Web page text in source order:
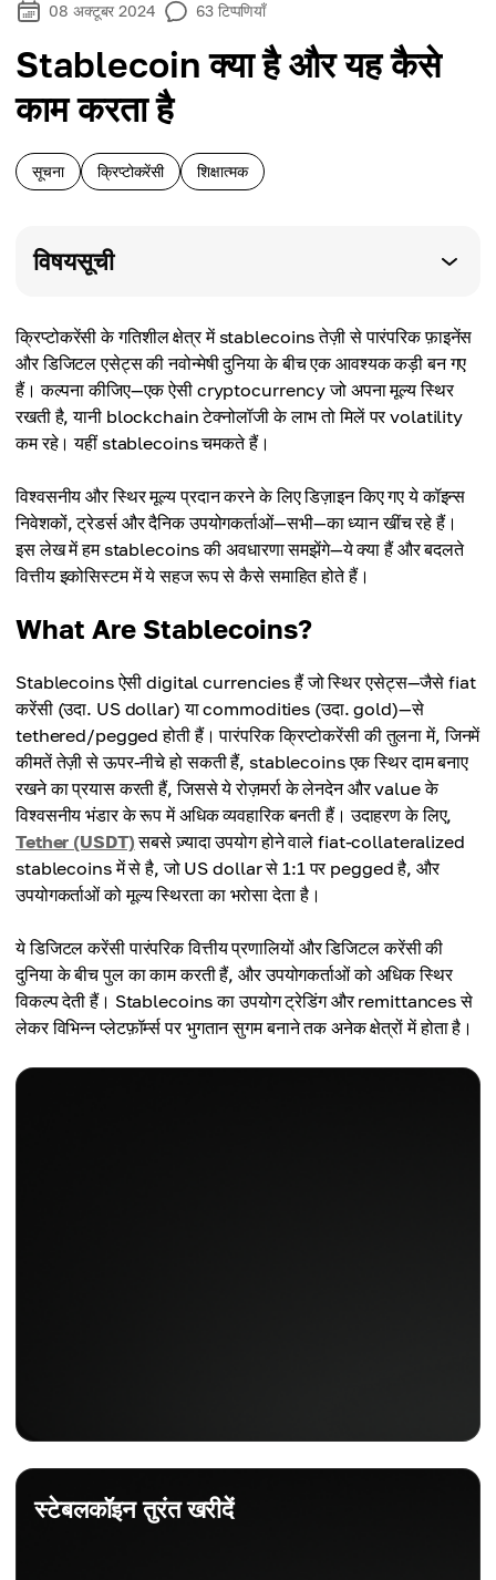
08 अक्टूबर 2024 63 टिप्पणियाँ
Stablecoin क्या है और यह कैसे
काम करता है
सूचना क्रिप्टोकरेंसी शिक्षात्मक
विषयसूची
क्रिप्टोकरेंसी के गतिशील क्षेत्र में stablecoins तेज़ी से पारंपरिक फ़ाइनेंस
और डिजिटल एसेट्स की नवोन्मेषी दुनिया के बीच एक आवश्यक कड़ी बन गए
हैं। कल्पना कीजिए—एक ऐसी cryptocurrency जो अपना मूल्य स्थिर
रखती है, यानी blockchain टेक्नोलॉजी के लाभ तो मिलें पर volatility
कम रहे। यहीं stablecoins चमकते हैं।
विश्वसनीय और स्थिर मूल्य प्रदान करने के लिए डिज़ाइन किए गए ये कॉइन्स
निवेशकों, ट्रेडर्स और दैनिक उपयोगकर्ताओं—सभी—का ध्यान खींच रहे हैं।
इस लेख में हम stablecoins की अवधारणा समझेंगे—ये क्या हैं और बदलते
वित्तीय इकोसिस्टम में ये सहज रूप से कैसे समाहित होते हैं।
What Are Stablecoins?
Stablecoins ऐसी digital currencies हैं जो स्थिर एसेट्स—जैसे fiat
करेंसी (उदा. US dollar) या commodities (उदा. gold)—से
tethered/pegged होती हैं। पारंपरिक क्रिप्टोकरेंसी की तुलना में, जिनमें
कीमतें तेज़ी से ऊपर-नीचे हो सकती हैं, stablecoins एक स्थिर दाम बनाए
रखने का प्रयास करती हैं, जिससे ये रोज़मर्रा के लेनदेन और value के
विश्वसनीय भंडार के रूप में अधिक व्यवहारिक बनती हैं। उदाहरण के लिए,
Tether (USDT)सबसे ज़्यादा उपयोग होने वाले fiat-collateralized
stablecoins में से है, जो US dollar से 1:1 पर pegged है, और
उपयोगकर्ताओं को मूल्य स्थिरता का भरोसा देता है।
ये डिजिटल करेंसी पारंपरिक वित्तीय प्रणालियों और डिजिटल करेंसी की
दुनिया के बीच पुल का काम करती हैं, और उपयोगकर्ताओं को अधिक स्थिर
विकल्प देती हैं। Stablecoins का उपयोग ट्रेडिंग और remittances से
लेकर विभिन्न प्लेटफ़ॉर्म्स पर भुगतान सुगम बनाने तक अनेक क्षेत्रों में होता है।
स्टेबलकॉइन तुरंत खरीदें